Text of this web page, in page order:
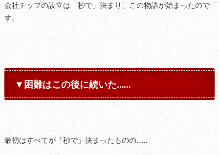
会社チップの設立は「秒で」決まり、この物語が始まったので
す。
▼困難はこの後に続いた……
最初はすべてが「秒で」決まったものの……